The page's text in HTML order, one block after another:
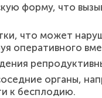
форму, что
что может
оперативного
органы,
к бесплодию.